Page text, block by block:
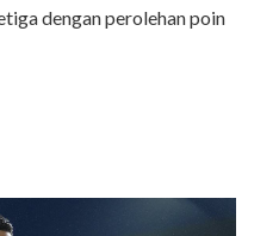
dengan perolehan poin